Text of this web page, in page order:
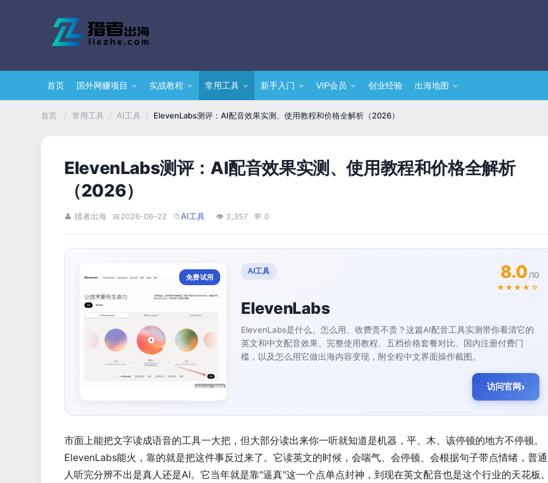
首页 国外网赚项目 实战教程 常用工具 新手入门 VIP会员 创业经验 出海地图
首页 / 常用工具 / AI工具 / ElevenLabs测评：AI配音效果实测、使用教程和价格全解析（2026）
ElevenLabs测评：AI配音效果实测、使用教程和价格全解析
（2026）
👤 猎者出海 📅 2026-06-22 📁AI工具 👁 2,357 💬 0
免费试用
AI工具 8.0/10
★★★★☆
ElevenLabs
ElevenLabs是什么、怎么用、收费贵不贵？这篇AI配音工具实测带你看清它的
英文和中文配音效果、完整使用教程、五档价格套餐对比、国内注册付费门
槛，以及怎么用它做出海内容变现，附全程中文界面操作截图。
访问官网
市面上能把文字读成语音的工具一大把，但大部分读出来你一听就知道是机器，平、木、该停顿的地方不停顿。
ElevenLabs能火，靠的就是把这件事反过来了。它读英文的时候，会喘气、会停顿、会根据句子带点情绪，普通
人听完分辨不出是真人还是AI。它当年就是靠"逼真"这一个点单点封神，到现在英文配音也是这个行业的天花板